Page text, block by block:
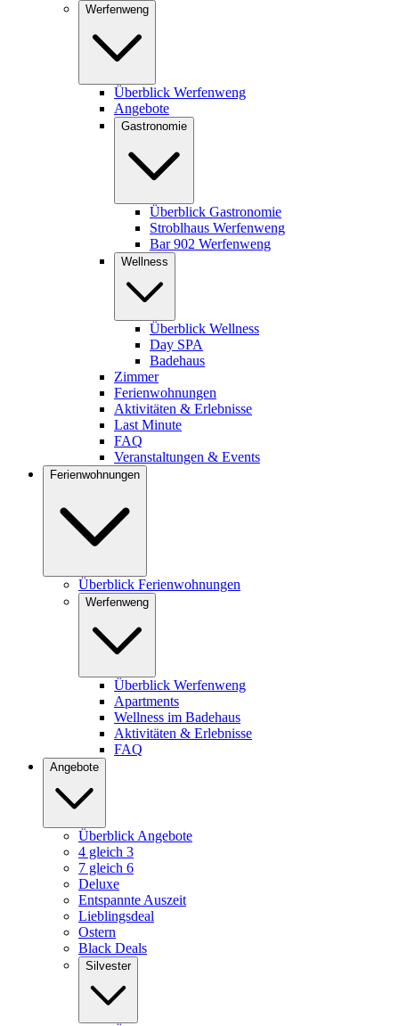
Werfenweng
Überblick Werfenweng
Angebote
Gastronomie
Überblick Gastronomie
Stroblhaus Werfenweng
Bar 902 Werfenweng
Wellness
Überblick Wellness
Day SPA
Badehaus
Zimmer
Ferienwohnungen
Aktivitäten & Erlebnisse
Last Minute
FAQ
Veranstaltungen & Events
Ferienwohnungen
Überblick Ferienwohnungen
Werfenweng
Überblick Werfenweng
Apartments
Wellness im Badehaus
Aktivitäten & Erlebnisse
FAQ
Angebote
Überblick Angebote
4 gleich 3
7 gleich 6
Deluxe
Entspannte Auszeit
Lieblingsdeal
Ostern
Black Deals
Silvester